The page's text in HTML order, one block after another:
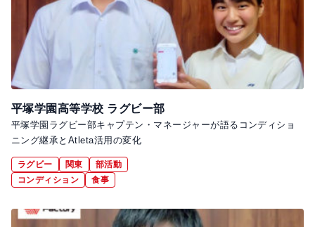
平塚学園高等学校 ラグビー部
平塚学園ラグビー部キャプテン・マネージャーが語るコンディショ
ニング継承とAtleta活用の変化
ラグビー 関東
部活動
コンディション
食事